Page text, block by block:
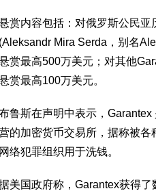
赏内容包括：对俄罗斯公民亚
(Aleksandr Mira Serda，别名
赏最高500万美元；对其他
赏最高100万美元。
鲁斯在声明中表示，Garantex
的加密货币交易所，据称被各
网络犯罪组织用于洗钱。
美国政府称，Garantex获得了